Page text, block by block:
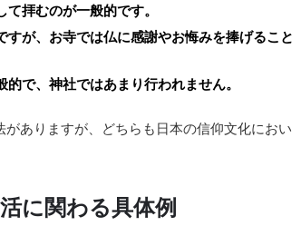
拝むのが一般的です。
が、お寺では仏に感謝やお悔みを捧げること
で、神社ではあまり行われません。
ありますが、どちらも日本の信仰文化におい
に関わる具体例